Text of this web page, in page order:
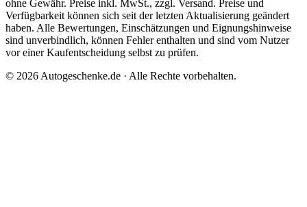
ohne Gewähr. Preise inkl. MwSt., zzgl. Versand. Preise und
Verfügbarkeit können sich seit der letzten Aktualisierung geändert
haben. Alle Bewertungen, Einschätzungen und Eignungshinweise
sind unverbindlich, können Fehler enthalten und sind vom Nutzer
vor einer Kaufentscheidung selbst zu prüfen.
© 2026 Autogeschenke.de · Alle Rechte vorbehalten.